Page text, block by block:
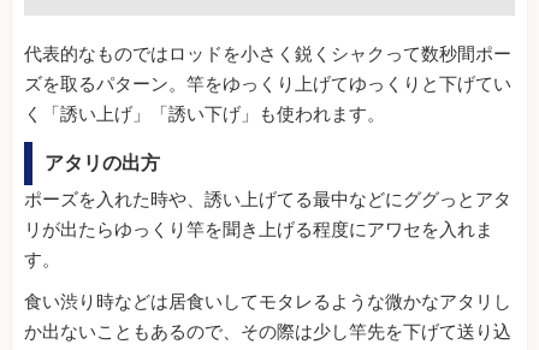
代表的なものではロッドを小さく鋭くシャクって数秒間ポー
ズを取るパターン。竿をゆっくり上げてゆっくりと下げてい
く「誘い上げ」「誘い下げ」も使われます。
アタリの出方
ポーズを入れた時や、誘い上げてる最中などにググっとアタ
リが出たらゆっくり竿を聞き上げる程度にアワセを入れま
す。
食い渋り時などは居食いしてモタレるような微かなアタリし
か出ないこともあるので、その際は少し竿先を下げて送り込